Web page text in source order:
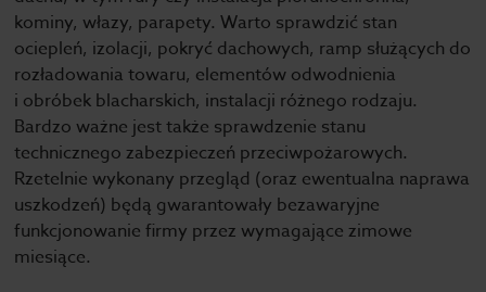
kominy, włazy, parapety. Warto sprawdzić stan
ociepleń, izolacji, pokryć dachowych, ramp służących do
rozładowania towaru, elementów odwodnienia
i obróbek blacharskich, instalacji różnego rodzaju.
Bardzo ważne jest także sprawdzenie stanu
technicznego zabezpieczeń przeciwpożarowych.
Rzetelnie wykonany przegląd (oraz ewentualna naprawa
uszkodzeń) będą gwarantowały bezawaryjne
funkcjonowanie firmy przez wymagające zimowe
miesiące.